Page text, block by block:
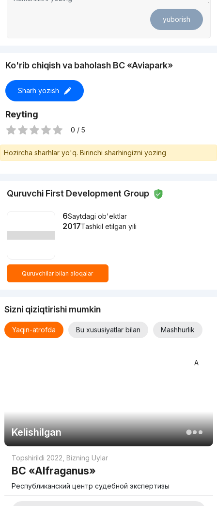
yuborish
Ko'rib chiqish va baholash BC «Aviapark»
Sharh yozish
Reyting
0 / 5
Hozircha sharhlar yo'q. Birinchi sharhingizni yozing
Quruvchi First Development Group
6Saytdagi ob'ektlar
2017Tashkil etilgan yili
Quruvchilar bilan aloqalar
Sizni qiziqtirishi mumkin
Yaqin-atrofda Bu xususiyatlar bilan Mashhurlik
A
Kelishilgan
Topshirildi 2022 Bizning Uylar
BC «Alfraganus»
Республиканский центр судебной экспертизы